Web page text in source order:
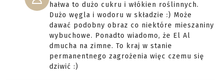
hałwa to dużo cukru i włókien roślinnych.
Dużo węgla i wodoru w składzie :) Może
dawać podobny obraz co niektóre mieszaniny
wybuchowe. Ponadto wiadomo, że El Al
dmucha na zimne. To kraj w stanie
permanentnego zagrożenia więc czemu się
dziwić :)